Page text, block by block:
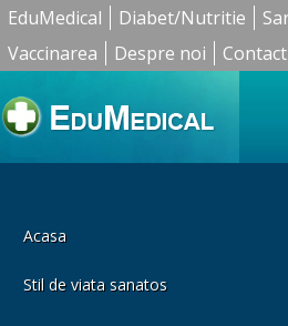
EduMedical Diabet/Nutritie
Vaccinarea
Despre noi Contact
Acasa
Stil de viata sanatos